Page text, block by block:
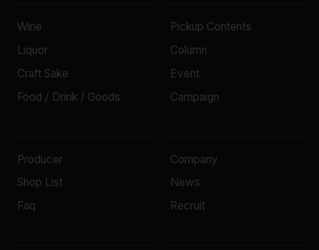
Wine
Liquor
Craft Sake
Food / Drink / Goods
Pickup Contents
Column
Event
Campaign
Producer
Shop List
Faq
Company
News
Recruit